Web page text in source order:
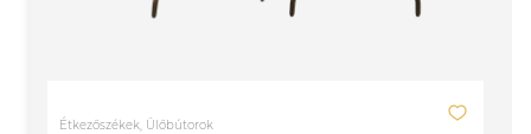
Étkezőszékek, Ülőbútorok